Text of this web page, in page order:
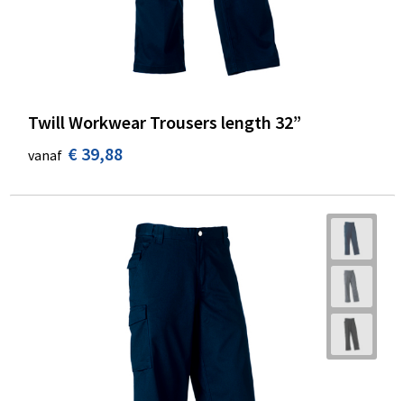
Twill Workwear Trousers length 32”
vanaf € 39,88